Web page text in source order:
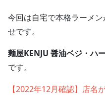
今回は自宅で本格ラーメ
せです。
麺屋KENJU 醤油ベジ・ハ
です。
【2022年12月確認】店名